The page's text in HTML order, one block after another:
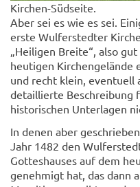
Kirchen-Südseite.
Aber sei es wie es sei.
erste Wulferstedter
„Heiligen Breite“, also
heutigen
und recht klein, eventuell
detaillierte Beschreibung
historischen Unterlagen
In denen aber
Jahr 1482 den
Gotteshauses auf dem
genehmigt hat, das dann